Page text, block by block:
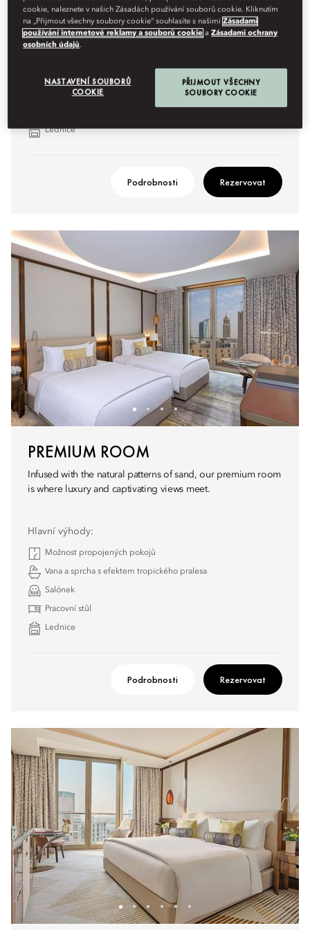
Hlavní výhody:
Salónek
Lednice
Podrobnosti Rezervovat
PREMIUM ROOM
Infused with the natural patterns of sand, our premium room
is where luxury and captivating views meet.
Hlavní výhody:
Možnost propojených pokojů
Vana a sprcha s efektem tropického pralesa
Salónek
Pracovní stůl
Lednice
Podrobnosti Rezervovat
cookie, naleznete v našich Zásadách používání souborů cookie. Kliknutím
na „Přijmout všechny soubory cookie“ souhlasíte s našimiZásadami
používání internetové reklamy a souborů cookie aZásadami ochrany
osobních údajů.
NASTAVENÍ SOUBORŮ
COOKIE
PŘIJMOUT VŠECHNY
SOUBORY COOKIE